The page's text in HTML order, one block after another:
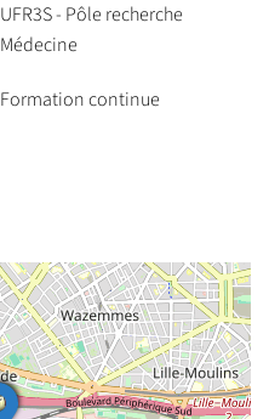
UFR3S - Pôle recherche
Médecine
Formation continue